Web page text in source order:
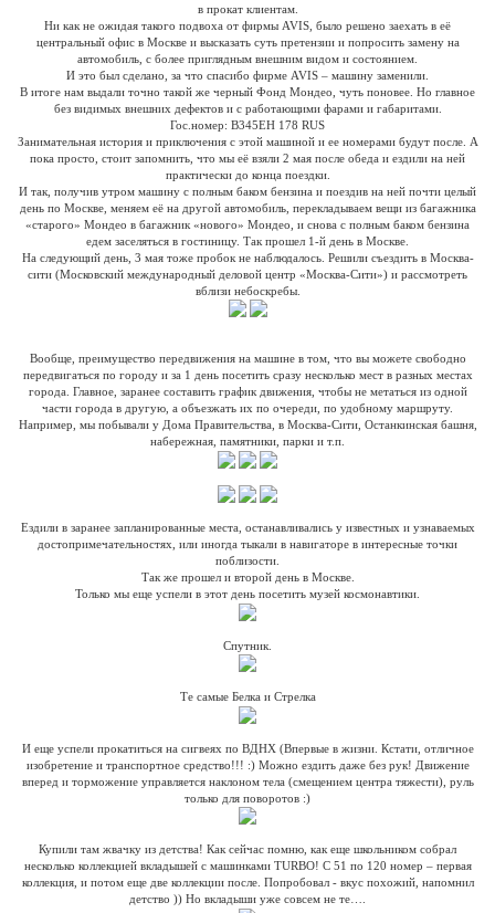
в прокат клиентам.
Ни как не ожидая такого подвоха от фирмы AVIS, было решено заехать в её
центральный офис в Москве и высказать суть претензии и попросить замену на
автомобиль, с более приглядным внешним видом и состоянием.
И это был сделано, за что спасибо фирме AVIS – машину заменили.
В итоге нам выдали точно такой же черный Фонд Мондео, чуть поновее. Но главное
без видимых внешних дефектов и с работающими фарами и габаритами.
Гос.номер: В345ЕН 178 RUS
Занимательная история и приключения с этой машиной и ее номерами будут после. А
пока просто, стоит запомнить, что мы её взяли 2 мая после обеда и ездили на ней
практически до конца поездки.
И так, получив утром машину с полным баком бензина и поездив на ней почти целый
день по Москве, меняем её на другой автомобиль, перекладываем вещи из багажника
«старого» Мондео в багажник «нового» Мондео, и снова с полным баком бензина
едем заселяться в гостиницу. Так прошел 1-й день в Москве.
На следующий день, 3 мая тоже пробок не наблюдалось. Решили съездить в Москва-
сити (Московский международный деловой центр «Москва-Сити») и рассмотреть
вблизи небоскребы.
Вообще, преимущество передвижения на машине в том, что вы можете свободно
передвигаться по городу и за 1 день посетить сразу несколько мест в разных местах
города. Главное, заранее составить график движения, чтобы не метаться из одной
части города в другую, а объезжать их по очереди, по удобному маршруту.
Например, мы побывали у Дома Правительства, в Москва-Сити, Останкинская башня,
набережная, памятники, парки и т.п.
Ездили в заранее запланированные места, останавливались у известных и узнаваемых
достопримечательностях, или иногда тыкали в навигаторе в интересные точки
поблизости.
Так же прошел и второй день в Москве.
Только мы еще успели в этот день посетить музей космонавтики.
Спутник.
Те самые Белка и Стрелка
И еще успели прокатиться на сигвеях по ВДНХ (Впервые в жизни. Кстати, отличное
изобретение и транспортное средство!!! :) Можно ездить даже без рук! Движение
вперед и торможение управляется наклоном тела (смещением центра тяжести), руль
только для поворотов :)
Купили там жвачку из детства! Как сейчас помню, как еще школьником собрал
несколько коллекцией вкладышей с машинками TURBO! С 51 по 120 номер – первая
коллекция, и потом еще две коллекции после. Попробовал - вкус похожий, напомнил
детство )) Но вкладыши уже совсем не те….